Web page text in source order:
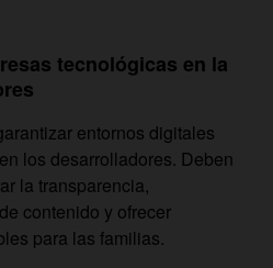
tecnológicas en la
entornos digitales
los desarrolladores. Deben
la transparencia,
contenido y ofrecer
para las familias.